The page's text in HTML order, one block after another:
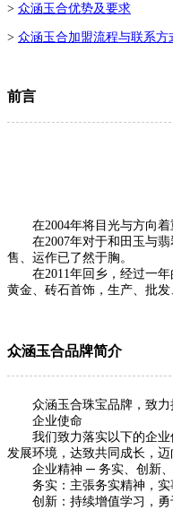
> 众涵玉合优势及要求
> 众涵玉合加盟流程与联系方
前言
在2004年将目光与方向着
在2007年对于和田玉与翡
售、运作已了然于胸。
在2011年回乡，经过一年
黄金、砖石首饰，生产、批
众涵玉合品牌简介
众涵玉合珠宝品牌，致力把
企业使命
我们致力落实以下的企业使
发展环境，达致共同成长，
企业精神 ─ 务实、创新、
务实：主張务实精神，实
创新：持续增值学习，勇